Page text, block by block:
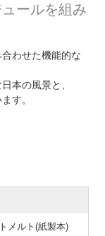
ールを組み
わせた機能的な
本の風景と、
す。
メルト(紙製本)